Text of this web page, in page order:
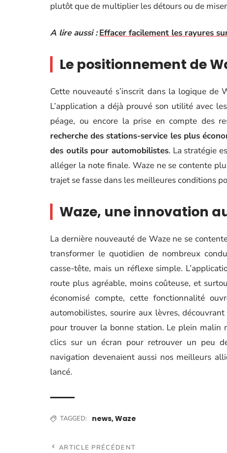
plutôt que de multiplier les détours ou de
A lire aussi : Effacer facilement les rayures
Le positionnement de
Cette nouveauté s’inscrit dans la logique de
L’application a déjà prouvé son utilité avec
péage, ou encore la prise en compte des
recherche des stations-service les plus
des outils pour automobilistes. La stratégie
alléger la note finale. Waze ne se contente
trajet se fasse dans les meilleures conditions
Waze, une innovation
La dernière nouveauté de Waze ne se
transformer le quotidien de nombreux
casse-tête, mais un réflexe simple.
route plus agréable, moins coûteuse, et
économisé compte, cette fonctionnalité
automobilistes, sourire aux lèvres,
pour trouver la bonne station. Le plein malin
clics sur un écran pour retrouver un peu
navigation devenaient aussi nos meilleurs
lancé.
TAGGED: news,Waze
ARTICLE PRÉCÉDENT